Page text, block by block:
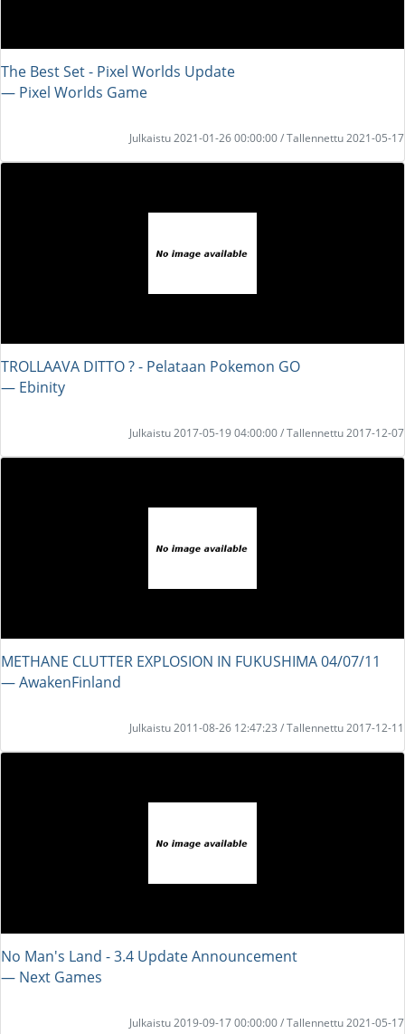
The Best Set - Pixel Worlds Update
― Pixel Worlds Game
Julkaistu 2021-01-26 00:00:00 / Tallennettu 2021-05-17
TROLLAAVA DITTO ? - Pelataan Pokemon GO
― Ebinity
Julkaistu 2017-05-19 04:00:00 / Tallennettu 2017-12-07
METHANE CLUTTER EXPLOSION IN FUKUSHIMA 04/07/11
― AwakenFinland
Julkaistu 2011-08-26 12:47:23 / Tallennettu 2017-12-11
No Man's Land - 3.4 Update Announcement
― Next Games
Julkaistu 2019-09-17 00:00:00 / Tallennettu 2021-05-17